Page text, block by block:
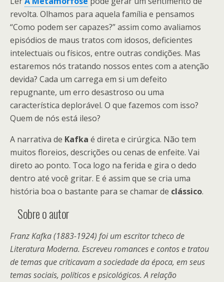
revolta. Olhamos para aquela família e pensamos
“Como podem ser capazes?” assim como avaliamos
episódios de maus tratos com idosos, deficientes
intelectuais ou físicos, entre outras condições. Mas
estaremos nós tratando nossos entes com a atenção
devida? Cada um carrega em si um defeito
repugnante, um erro desastroso ou uma
característica deplorável. O que fazemos com isso?
Quem de nós está ileso?
A narrativa de Kafka é direta e cirúrgica. Não tem
muitos floreios, descrições ou cenas de enfeite. Vai
direto ao ponto. Toca logo na ferida e gira o dedo
dentro até você gritar. E é assim que se cria uma
história boa o bastante para se chamar de clássico.
Sobre o autor
Franz Kafka (1883-1924) foi um escritor tcheco de
Literatura Moderna. Escreveu romances e contos e tratou
de temas que criticavam a sociedade da época, em seus
temas sociais, políticos e psicológicos. A relação